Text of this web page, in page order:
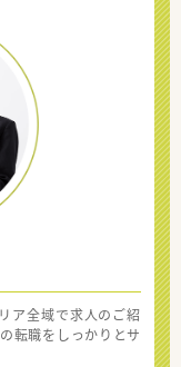
ア全域で求人のご紹
転職をしっかりとサ